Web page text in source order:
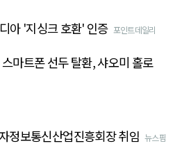
아 '지싱크 호환' 인증 포인트데일리
마트폰 선두 탈환, 샤오미 홀로
정보통신산업진흥회장 취임 뉴스핌